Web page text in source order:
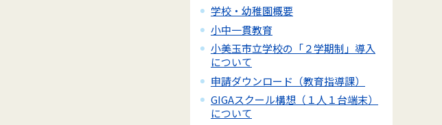
学校・幼稚園概要
小中一貫教育
小美玉市立学校の「２学期制」導入
について
申請ダウンロード（教育指導課）
GIGAスクール構想（１人１台端末）
について